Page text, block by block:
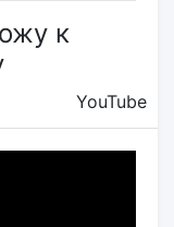
к
YouTube